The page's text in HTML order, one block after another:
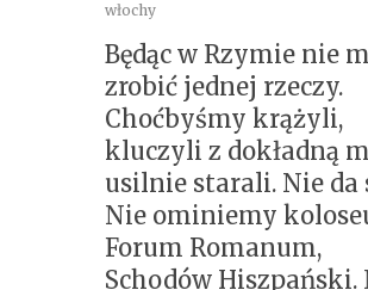
włochy
Będąc w Rzymie nie
zrobić jednej rzeczy.
Choćbyśmy krążyli,
kluczyli z dokładną
usilnie starali. Nie da
Nie ominiemy
Forum Romanum,
Schodów Hiszpański.